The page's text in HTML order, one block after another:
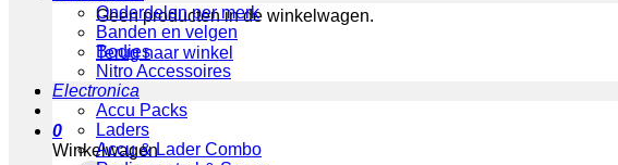
Geen producten in de winkelwagen.
Terug naar winkel
0
Winkelwagen
Onderdelen per merk
Banden en velgen
Bodies
Nitro Accessoires
Electronica
Accu Packs
Laders
Accu & Lader Combo